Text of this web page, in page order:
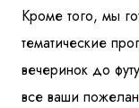
Кроме того, мы
тематические
вечеринок до
все ваши